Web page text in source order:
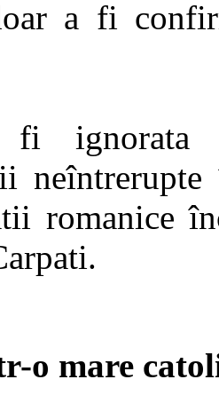
a fi
ignorata
romanice
o mare